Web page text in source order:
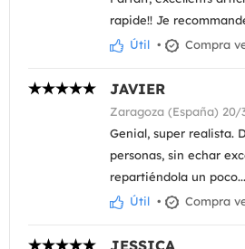
rapide!! Je
Útil • Compra
JAVIER
Zaragoza (España) 20/
Genial, super realista.
personas, sin echar
repartiéndola un poco...
Útil • Compra